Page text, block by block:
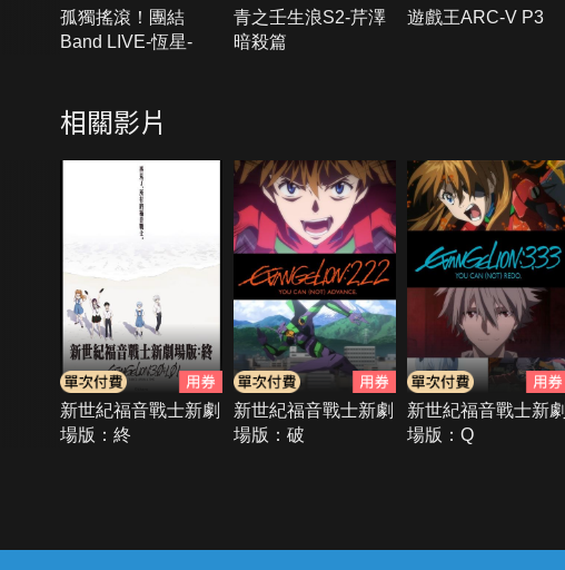
孤獨搖滾！團結
Band LIVE-恆星-
青之壬生浪S2-芹澤
暗殺篇
遊戲王ARC-V P3
相關影片
新世紀福音戰士新劇
場版：終
新世紀福音戰士新劇
場版：破
新世紀福音戰士新劇
場版：Q